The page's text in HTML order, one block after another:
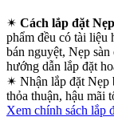
✴ Cách lắp đặt
phẩm đều có tài liệu
bán nguyệt, Nẹp
hướng dẫn lắp đặt
✴ Nhận lắp đặt Nẹp
thỏa thuận, hậu mãi
Xem chính sách lắp